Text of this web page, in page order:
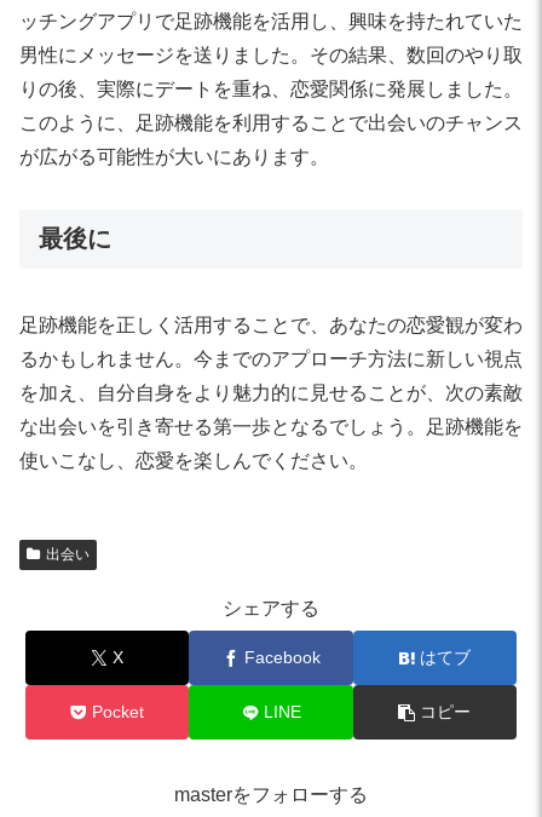
ッチングアプリで足跡機能を活用し、興味を持たれていた
男性にメッセージを送りました。その結果、数回のやり取
りの後、実際にデートを重ね、恋愛関係に発展しました。
このように、足跡機能を利用することで出会いのチャンス
が広がる可能性が大いにあります。
最後に
足跡機能を正しく活用することで、あなたの恋愛観が変わ
るかもしれません。今までのアプローチ方法に新しい視点
を加え、自分自身をより魅力的に見せることが、次の素敵
な出会いを引き寄せる第一歩となるでしょう。足跡機能を
使いこなし、恋愛を楽しんでください。
出会い
シェアする
X Facebook はてブ
Pocket LINE コピー
masterをフォローする